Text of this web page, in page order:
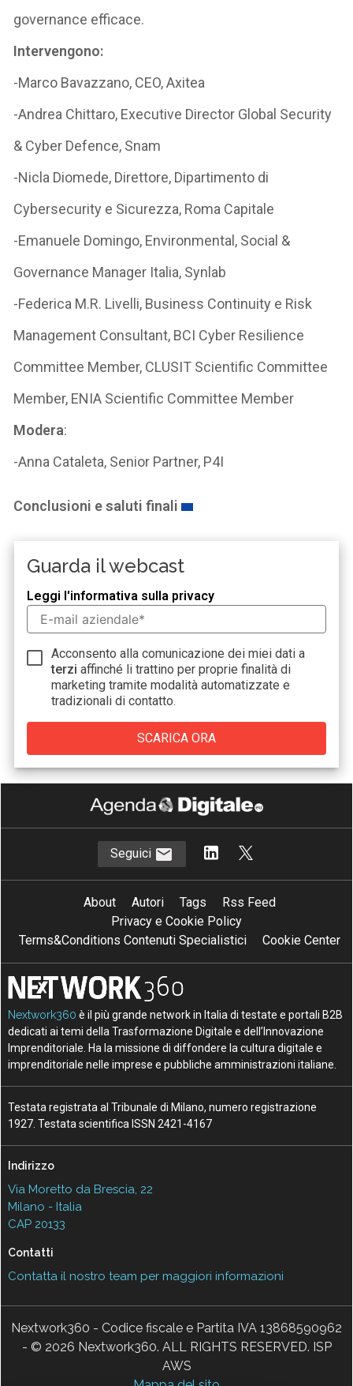
governance efficace.
Intervengono:
-Marco Bavazzano, CEO, Axitea
-Andrea Chittaro, Executive Director Global Security
& Cyber Defence, Snam
-Nicla Diomede, Direttore, Dipartimento di
Cybersecurity e Sicurezza, Roma Capitale
-Emanuele Domingo, Environmental, Social &
Governance Manager Italia, Synlab
-Federica M.R. Livelli, Business Continuity e Risk
Management Consultant, BCI Cyber Resilience
Committee Member, CLUSIT Scientific Committee
Member, ENIA Scientific Committee Member
Modera:
-Anna Cataleta, Senior Partner, P4I
Conclusioni e saluti finali
Guarda il webcast
Leggi l'informativa sulla privacy
Acconsento alla comunicazione dei miei dati a
terzi affinché li trattino per proprie finalità di
marketing tramite modalità automatizzate e
tradizionali di contatto.
Seguici
About Autori Tags
Rss Feed
Privacy e Cookie Policy
Terms&Conditions Contenuti Specialistici
Cookie Center
Nextwork360 è il più grande network in Italia di testate e portali B2B
dedicati ai temi della Trasformazione Digitale e dell’Innovazione
Imprenditoriale. Ha la missione di diffondere la cultura digitale e
imprenditoriale nelle imprese e pubbliche amministrazioni italiane.
Testata registrata al Tribunale di Milano, numero registrazione
1927. Testata scientifica ISSN 2421-4167
Indirizzo
Via Moretto da Brescia, 22
Milano - Italia
CAP 20133
Contatti
Contatta il nostro team per maggiori informazioni
Nextwork360 - Codice fiscale e Partita IVA 13868590962
- © 2026 Nextwork360. ALL RIGHTS RESERVED. ISP
AWS